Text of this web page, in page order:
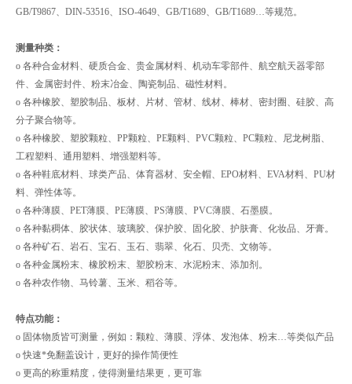
GB/T9867、DIN-53516、ISO-4649、GB/T1689、GB/T1689…等规范。
测量种类：
o 各种合金材料、硬质合金、贵金属材料、机动车零部件、航空航天器零部
件、金属密封件、粉末冶金、陶瓷制品、磁性材料。
o 各种橡胶、塑胶制品、板材、片材、管材、线材、棒材、密封圈、硅胶、高
分子聚合物等。
o 各种橡胶、塑胶颗粒、PP颗粒、PE颗料、PVC颗粒、PC颗粒、尼龙树脂、
工程塑料、通用塑料、增强塑料等。
o 各种鞋底材料、球类产品、体育器材、安全帽、EPO材料、EVA材料、PU材
料、弹性体等。
o 各种薄膜、PET薄膜、PE薄膜、PS薄膜、PVC薄膜、石墨膜。
o 各种黏稠体、胶状体、玻璃胶、保护胶、固化胶、护肤膏、化妆品、牙膏。
o 各种矿石、岩石、宝石、玉石、翡翠、化石、贝壳、文物等。
o 各种金属粉末、橡胶粉末、塑胶粉末、水泥粉末、添加剂。
o 各种农作物、马铃薯、玉米、稻谷等。
特点功能：
o 固体物质皆可测量，例如：颗粒、薄膜、浮体、发泡体、粉末…等类似产品
o 快速*免翻盖设计，更好的操作简便性
o 更高的称重精度，使得测量结果更，更可靠